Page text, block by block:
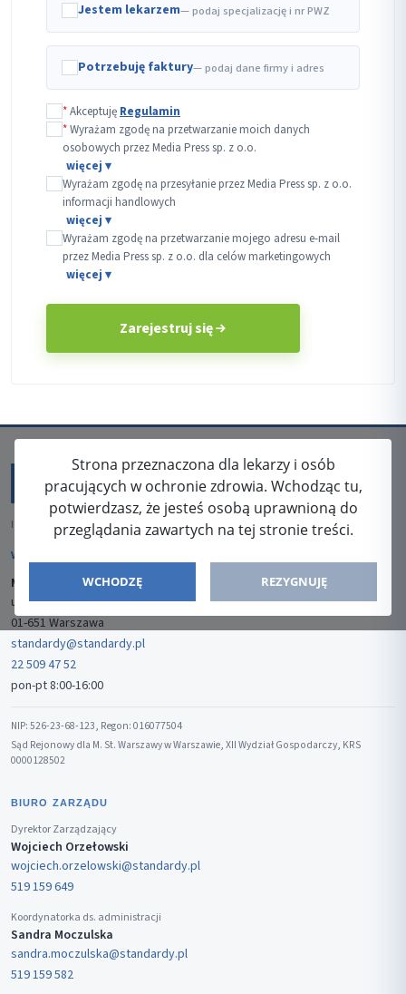
Jestem lekarzem— podaj specjalizację i nr PWZ
Potrzebuję faktury— podaj dane firmy i adres
*Akceptuję Regulamin
*Wyrażam zgodę na przetwarzanie moich danych
osobowych przez Media Press sp. z o.o.
Wyrażam zgodę na przesyłanie przez Media Press sp. z o.o.
informacji handlowych
Wyrażam zgodę na przetwarzanie mojego adresu e-mail
przez Media Press sp. z o.o. dla celów marketingowych
Zarejestruj się
Strona przeznaczona dla lekarzy i osób
pracujących w ochronie zdrowia. Wchodząc tu,
potwierdzasz, że jesteś osobą uprawnioną do
przeglądania zawartych na tej stronie treści.
WCHODZĘ REZYGNUJĘ
ISSN: 2080-5438
WYDAWCA
Media-Press Sp. z o.o.
ul. Gwiaździsta 7B/8
01-651 Warszawa
standardy@standardy.pl
22 509 47 52
pon-pt 8:00-16:00
NIP: 526-23-68-123, Regon: 016077504
Sąd Rejonowy dla M. St. Warszawy w Warszawie, XII Wydział Gospodarczy, KRS
0000128502
BIURO ZARZĄDU
Dyrektor Zarządzający
Wojciech Orzełowski
wojciech.orzelowski@standardy.pl
519 159 649
Koordynatorka ds. administracji
Sandra Moczulska
sandra.moczulska@standardy.pl
519 159 582